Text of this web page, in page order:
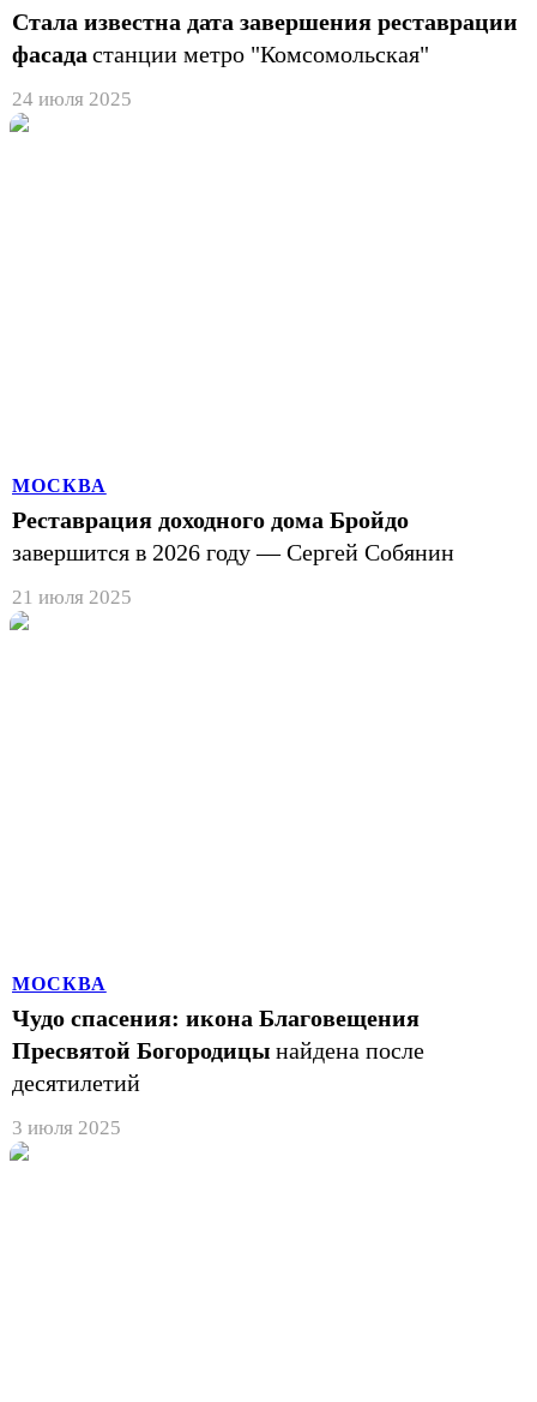
Стала известна дата завершения реставрации
фасада станции метро "Комсомольская"
24 июля 2025
МОСКВА
Реставрация доходного дома Бройдо
завершится в 2026 году — Сергей Собянин
21 июля 2025
МОСКВА
Чудо спасения: икона Благовещения
Пресвятой Богородицы найдена после
десятилетий
3 июля 2025